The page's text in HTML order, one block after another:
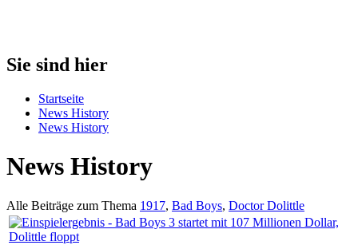
Sie sind hier
Startseite
News History
News History
News History
Alle Beiträge zum Thema 1917, Bad Boys, Doctor Dolittle